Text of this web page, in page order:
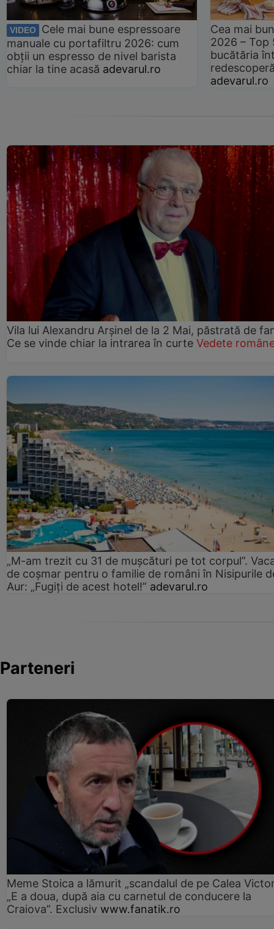
VIDEO
Cele mai bune espressoare
manuale cu portafiltru 2026: cum
obții un espresso de nivel barista
chiar la tine acasă adevarul.ro
Cea mai
2026 –
bucătăria
adevarul.ro
Vila lui Alexandru Arșinel de la 2 Mai, păstrată de
Ce se vinde chiar la intrarea în curte Vedete
„M-am trezit cu 31 de mușcături pe tot corpul”.
de coșmar pentru o familie de români în Nisipurile
Aur: „Fugiți de acest hotel!” adevarul.ro
Parteneri
Meme Stoica a lămurit „scandalul de pe Calea
„E a doua, după aia cu carnetul de conducere la
Craiova”. Exclusiv www.fanatik.ro